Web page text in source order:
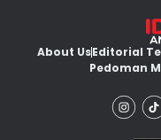
About UsEditorial
Pedoman